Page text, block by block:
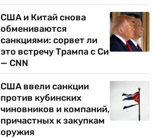
США и Китай снова
обмениваются
санкциями: сорвет ли
это встречу Трампа с Си
— CNN
США ввели санкции
против кубинских
чиновников и компаний,
причастных к закупкам
оружия